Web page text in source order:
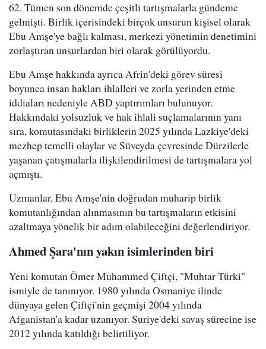
62. Tümen son dönemde çeşitli tartışmalarla gündeme
gelmişti. Birlik içerisindeki birçok unsurun kişisel olarak
Ebu Amşe'ye bağlı kalması, merkezi yönetimin denetimini
zorlaştıran unsurlardan biri olarak görülüyordu.
Ebu Amşe hakkında ayrıca Afrin'deki görev süresi
boyunca insan hakları ihlalleri ve zorla yerinden etme
iddiaları nedeniyle ABD yaptırımları bulunuyor.
Hakkındaki yolsuzluk ve hak ihlali suçlamalarının yanı
sıra, komutasındaki birliklerin 2025 yılında Lazkiye'deki
mezhep temelli olaylar ve Süveyda çevresinde Dürzilerle
yaşanan çatışmalarla ilişkilendirilmesi de tartışmalara yol
açmıştı.
Uzmanlar, Ebu Amşe'nin doğrudan muharip birlik
komutanlığından alınmasının bu tartışmaların etkisini
azaltmaya yönelik bir adım olabileceğini değerlendiriyor.
Ahmed Şara'nın yakın isimlerinden biri
Yeni komutan Ömer Muhammed Çiftçi, "Muhtar Türki"
ismiyle de tanınıyor. 1980 yılında Osmaniye ilinde
dünyaya gelen Çiftçi'nin geçmişi 2004 yılında
Afganistan'a kadar uzanıyor. Suriye'deki savaş sürecine ise
2012 yılında katıldığı belirtiliyor.